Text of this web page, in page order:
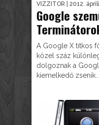
VIZZITOR | 2012.
Google
A Google X titkos
közel száz
dolgoznak a
kiemelkedő zsenik....